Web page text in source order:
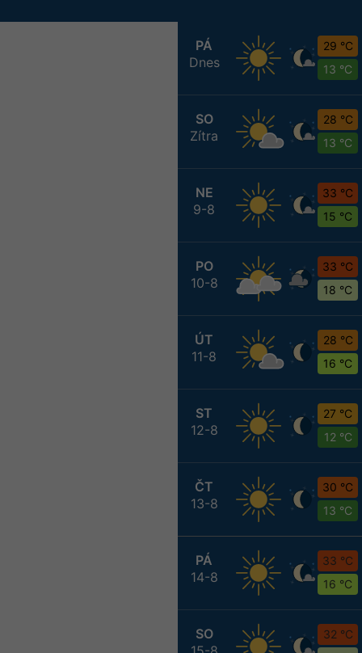
PÁ
Dnes
29 °C
13 °C
SO
Zítra
28 °C
13 °C
NE
9-8
33 °C
15 °C
PO
10-8
33 °C
18 °C
ÚT
11-8
28 °C
16 °C
ST
12-8
27 °C
12 °C
ČT
13-8
30 °C
13 °C
PÁ
14-8
33 °C
16 °C
SO
32 °C